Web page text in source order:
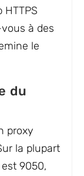
à des
le
du
proxy
la plupart
9050,